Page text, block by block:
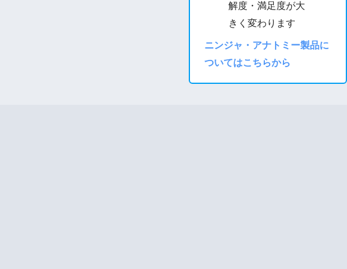
解度・満足度が大
きく変わります
ニンジャ・アナトミー製品に
ついてはこちらから